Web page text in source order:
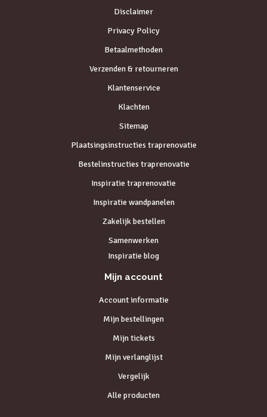
Disclaimer
Privacy Policy
Betaalmethoden
Verzenden & retourneren
Klantenservice
Klachten
Sitemap
Plaatsingsinstructies traprenovatie
Bestelinstructies traprenovatie
Inspiratie traprenovatie
Inspiratie wandpanelen
Zakelijk bestellen
Samenwerken
Inspiratie blog
Mijn account
Account informatie
Mijn bestellingen
Mijn tickets
Mijn verlanglijst
Vergelijk
Alle producten